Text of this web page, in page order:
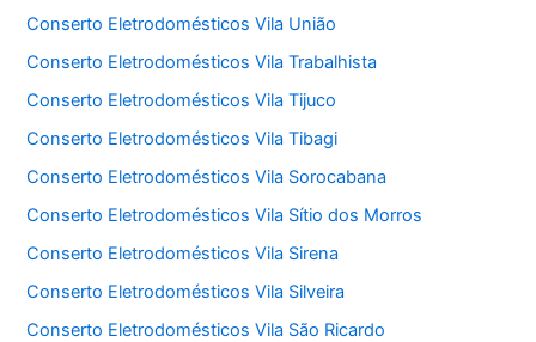
Conserto Eletrodomésticos Vila União
Conserto Eletrodomésticos Vila Trabalhista
Conserto Eletrodomésticos Vila Tijuco
Conserto Eletrodomésticos Vila Tibagi
Conserto Eletrodomésticos Vila Sorocabana
Conserto Eletrodomésticos Vila Sítio dos Morros
Conserto Eletrodomésticos Vila Sirena
Conserto Eletrodomésticos Vila Silveira
Conserto Eletrodomésticos Vila São Ricardo